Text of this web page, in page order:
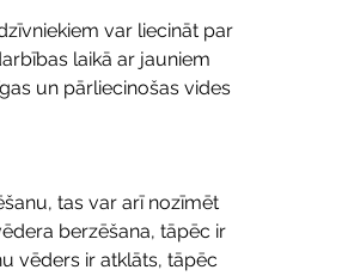
var liecināt par
laikā ar jauniem
un pārliecinošas vides
tas var arī nozīmēt
berzēšana, tāpēc ir
vēders ir atklāts, tāpēc